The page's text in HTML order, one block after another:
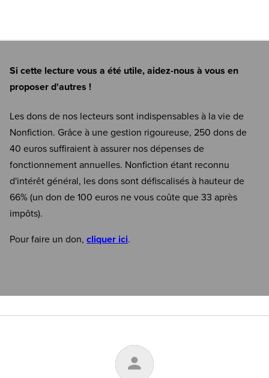
Si cette lecture vous a été utile, aidez-nous à vous en
proposer d'autres !
Les dons de nos lecteurs sont indispensables à la vie de
Nonfiction. Grâce à une gestion rigoureuse, 250 dons de
40 euros suffiraient à assurer nos dépenses de
fonctionnement annuelles. Nonfiction étant reconnu
d'intérêt général, les dons sont défiscalisés à hauteur de
66% (un don de 100 euros ne vous coûte que 33 après
impôts).
Pour faire un don, cliquer ici.